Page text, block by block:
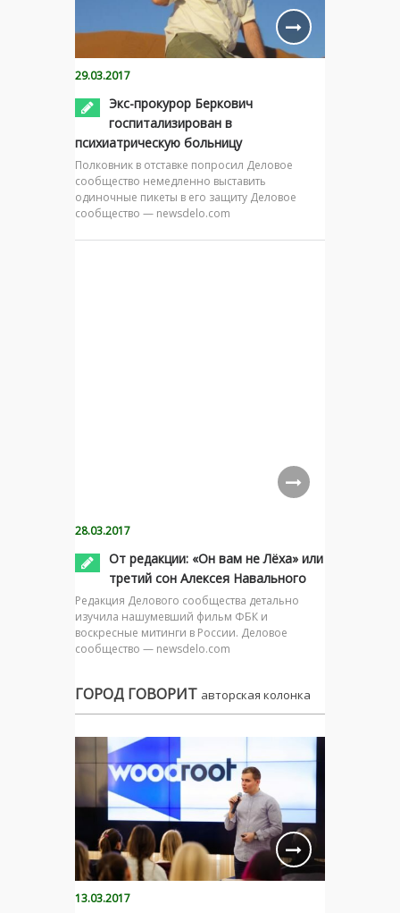
29.03.2017
Экс-прокурор Беркович
госпитализирован в
психиатрическую больницу
Полковник в отставке попросил Деловое
сообщество немедленно выставить
одиночные пикеты в его защиту Деловое
сообщество — newsdelo.com
28.03.2017
От редакции: «Он вам не Лёха» или
третий сон Алексея Навального
Редакция Делового сообщества детально
изучила нашумевший фильм ФБК и
воскресные митинги в России. Деловое
сообщество — newsdelo.com
ГОРОД ГОВОРИТ авторская колонка
13.03.2017